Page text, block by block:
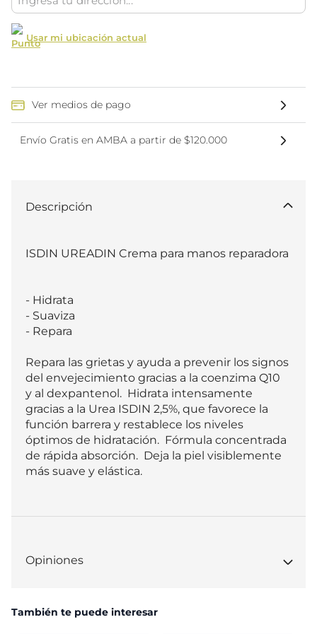
Usar mi ubicación actual
Ver medios de pago
Envío Gratis en AMBA a partir de $120.000
Descripción
ISDIN UREADIN Crema para manos reparadora
- Hidrata
- Suaviza
- Repara
Repara las grietas y ayuda a prevenir los signos
del envejecimiento gracias a la coenzima Q10
y al dexpantenol.  Hidrata intensamente
gracias a la Urea ISDIN 2,5%, que favorece la
función barrera y restablece los niveles
óptimos de hidratación.  Fórmula concentrada
de rápida absorción.  Deja la piel visiblemente
más suave y elástica.
Opiniones
También te puede interesar